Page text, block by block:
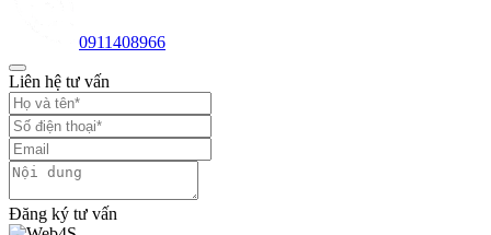
0911408966
Liên hệ tư vấn
Đăng ký tư vấn